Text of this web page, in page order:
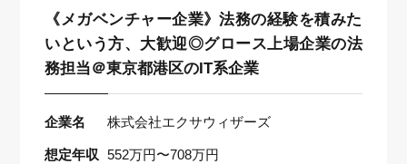
《メガベンチャー企業》法務の経験を積みた
いという方、大歓迎◎グロース上場企業の法
務担当＠東京都港区のIT系企業
企業名 株式会社エクサウィザーズ
想定年収 552万円〜708万円